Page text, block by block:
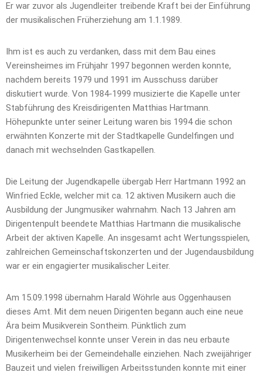
Er war zuvor als Jugendleiter treibende Kraft bei der Einführung
der musikalischen Früherziehung am 1.1.1989.
Ihm ist es auch zu verdanken, dass mit dem Bau eines
Vereinsheimes im Frühjahr 1997 begonnen werden konnte,
nachdem bereits 1979 und 1991 im Ausschuss darüber
diskutiert wurde. Von 1984-1999 musizierte die Kapelle unter
Stabführung des Kreisdirigenten Matthias Hartmann.
Höhepunkte unter seiner Leitung waren bis 1994 die schon
erwähnten Konzerte mit der Stadtkapelle Gundelfingen und
danach mit wechselnden Gastkapellen.
Die Leitung der Jugendkapelle übergab Herr Hartmann 1992 an
Winfried Eckle, welcher mit ca. 12 aktiven Musikern auch die
Ausbildung der Jungmusiker wahrnahm. Nach 13 Jahren am
Dirigentenpult beendete Matthias Hartmann die musikalische
Arbeit der aktiven Kapelle. An insgesamt acht Wertungsspielen,
zahlreichen Gemeinschaftskonzerten und der Jugendausbildung
war er ein engagierter musikalischer Leiter.
Am 15.09.1998 übernahm Harald Wöhrle aus Oggenhausen
dieses Amt. Mit dem neuen Dirigenten begann auch eine neue
Ära beim Musikverein Sontheim. Pünktlich zum
Dirigentenwechsel konnte unser Verein in das neu erbaute
Musikerheim bei der Gemeindehalle einziehen. Nach zweijähriger
Bauzeit und vielen freiwilligen Arbeitsstunden konnte mit einer